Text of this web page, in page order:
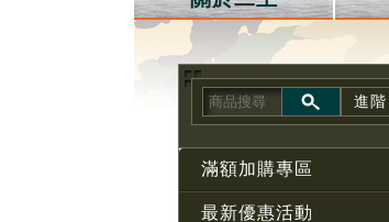
進階
滿額加購專區
最新優惠活動